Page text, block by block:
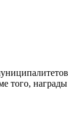
того,